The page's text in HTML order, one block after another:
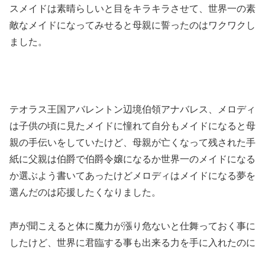
スメイドは素晴らしいと目をキラキラさせて、世界一の素
敵なメイドになってみせると母親に誓ったのはワクワクし
ました。
テオラス王国アバレントン辺境伯領アナバレス、メロディ
は子供の頃に見たメイドに憧れて自分もメイドになると母
親の手伝いをしていたけど、母親が亡くなって残された手
紙に父親は伯爵で伯爵令嬢になるか世界一のメイドになる
か選ぶよう書いてあったけどメロディはメイドになる夢を
選んだのは応援したくなりました。
声が聞こえると体に魔力が漲り危ないと仕舞っておく事に
したけど、世界に君臨する事も出来る力を手に入れたのに